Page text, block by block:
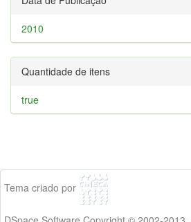
2010
Quantidade de itens
true
Tema criado por